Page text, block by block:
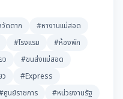
ดตาก
#หางานแม่สอด
#โรงแรม
#ห้องพัก
ว
#ขนส่งแม่สอด
#Express
ศูนย์ราชการ #หน่วยงานรัฐ